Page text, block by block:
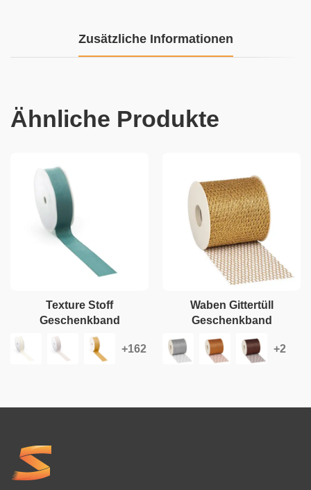
Zusätzliche Informationen
Ähnliche Produkte
Texture Stoff
Geschenkband
Waben Gittertüll
Geschenkband